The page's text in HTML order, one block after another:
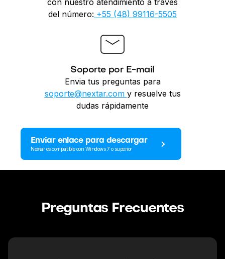
con nuestro atendimiento a través
del número: +55 (48) 99116-5505
Soporte por E-mail
Envia tus preguntas para
soporte@nextar.com y resuelve tus
dudas rápidamente
Enviar enlace para descargar
Nextar es compatible con Windows 7 o superior
Preguntas Frecuentes